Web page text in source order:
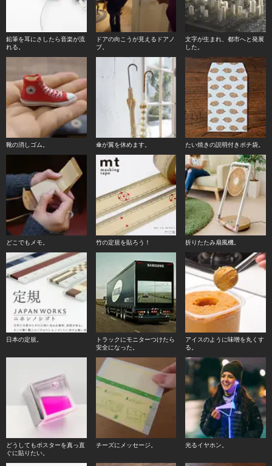
鉛筆を耳にさしたら音楽が流
れる。
ドアの向こうが見えるドアノ
ブ。
文字が生まれ、都市へと発展
した。
靴の消しゴム。 傘が翼を休めます。 たい焼きの説明付きポチ袋。
どこでもメモ。 竹の定規を貼ろう！ 折りたたみ扇風機。
日本の定規。
トラックにモニターつけたら
安全になった。
アイスのように味噌を丸くす
る。
どうしてもポスターを真っ直
ぐに貼りたい。
チーズにメッセージ。 光るイヤホン。